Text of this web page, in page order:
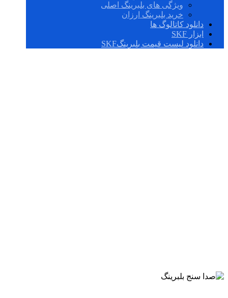
ویژگی های بلبرینگ اصلی
خرید بلبرینگ ارزان
دانلود کاتالوگ ها
ابزار SKF
دانلود لیست قیمت بلبرینگSKF